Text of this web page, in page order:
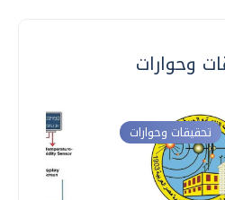
وحوارات
تحقيقات وحوارات